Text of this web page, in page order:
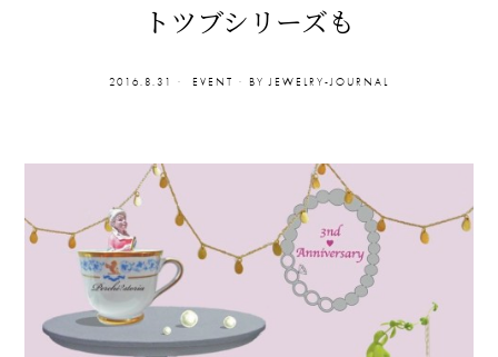
トツブシリーズも
2016.8.31 EVENT BY JEWELRY-JOURNAL